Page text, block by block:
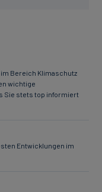
Bereich Klimaschutz
wichtige
Sie stets top informiert
Entwicklungen im